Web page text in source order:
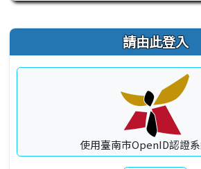
右邊區域內容 請由此登入
使用臺南市OpenID認證